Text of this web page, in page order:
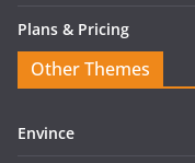
Plans & Pricing
Other Themes
Envince